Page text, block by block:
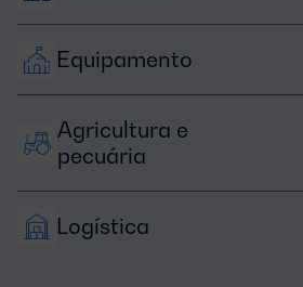
Equipamento
Agricultura e
pecuária
Logística